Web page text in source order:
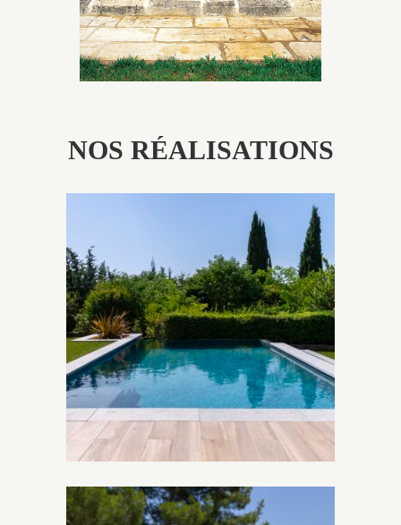
NOS RÉALISATIONS